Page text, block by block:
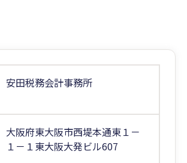
安田税務会計事務所
大阪府東大阪市西堤本通東１－
１－１東大阪大発ビル607